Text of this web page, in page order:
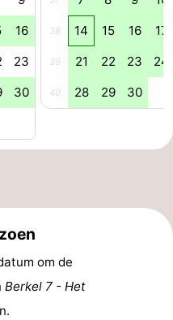
16
23
30
38 14 15 16 17
39 21 22 23 24
40 28 29 30
om de
Berkel 7 - Het